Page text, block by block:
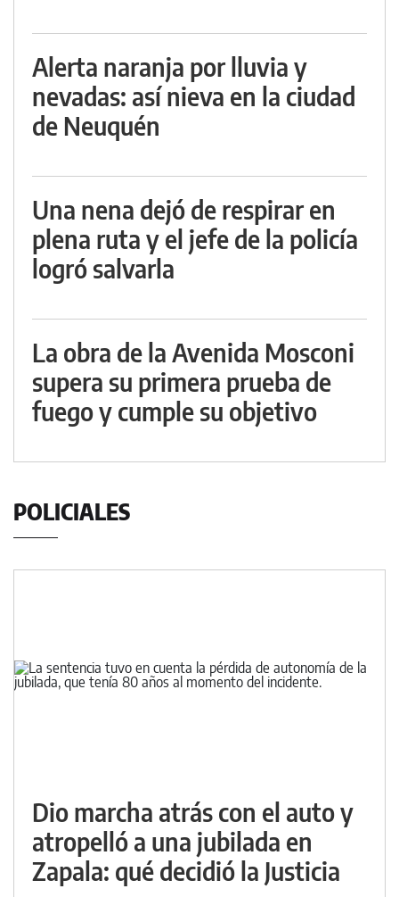
Alerta naranja por lluvia y
nevadas: así nieva en la ciudad
de Neuquén
Una nena dejó de respirar en
plena ruta y el jefe de la policía
logró salvarla
La obra de la Avenida Mosconi
supera su primera prueba de
fuego y cumple su objetivo
POLICIALES
Dio marcha atrás con el auto y
atropelló a una jubilada en
Zapala: qué decidió la Justicia